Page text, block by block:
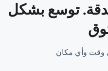
توسع بشكل
وقت وأي مكان